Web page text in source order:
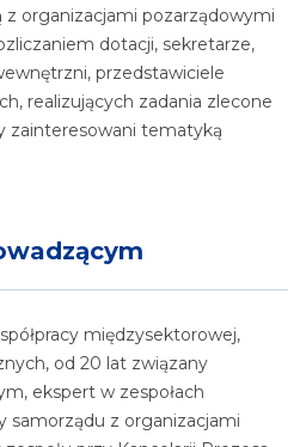
przez organizację
a działalność pożytku
odpłatna i nieodpłatna pożytku
i gospodarczej.
z organizacjami pozarządowymi
dotacji, sekretarze,
przedstawiciele
realizujących zadania zlecone
zainteresowani tematyką
międzysektorowej,
od 20 lat związany
ekspert w zespołach
samorządu z organizacjami